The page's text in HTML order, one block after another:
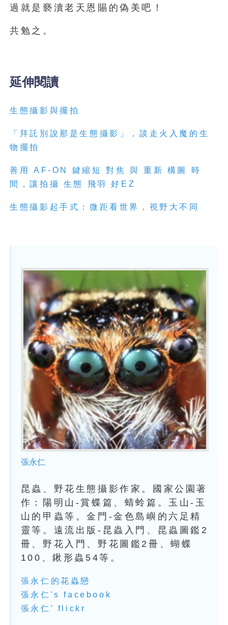
過就是褻瀆老天恩賜的偽美吧！
共勉之。
延伸閱讀
生態攝影與擺拍
「拜託別說那是生態攝影」，談走火入魔的生
物擺拍
善用 AF-ON 鍵縮短 對焦 與 重新 構圖 時
間，讓拍攝 生態 飛羽 好EZ
生 態攝影 起手式：微距看世界，視野大不同
張永仁
昆蟲、野花生態攝影作家。國家公園著
作：陽明山-賞蝶篇、蜻蛉篇。玉山-玉
山的甲蟲等。金門-金色島嶼的六足精
靈等。遠流出版-昆蟲入門、昆蟲圖鑑2
冊、野花入門、野花圖鑑2冊、蝴蝶
100、鍬形蟲54等。
張永仁的花蟲戀
張永仁's facebook
張永仁' flickr